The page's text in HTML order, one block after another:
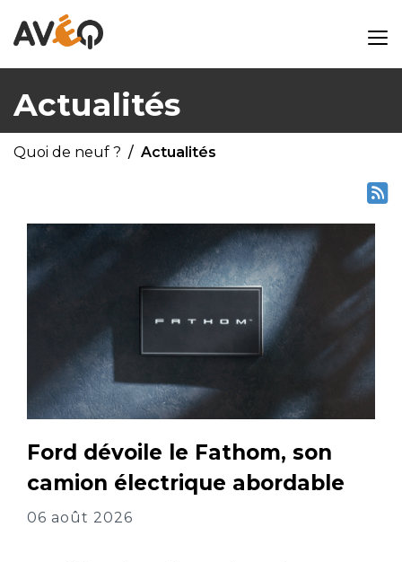
Actualités
Quoi de neuf ? Actualités
Ford dévoile le Fathom, son
camion électrique abordable
06 août 2026